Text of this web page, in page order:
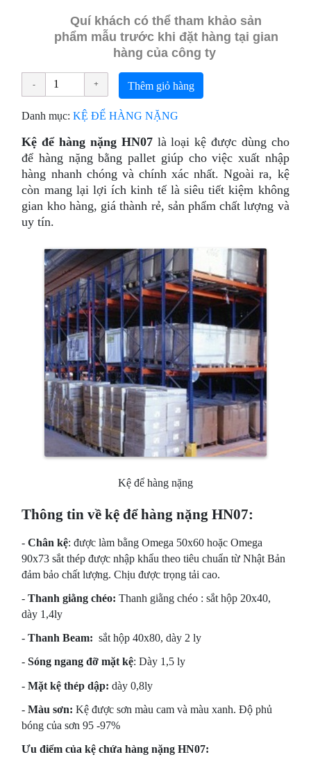
Quí khách có thể tham khảo sản
phẩm mẫu trước khi đặt hàng tại gian
hàng của công ty
Thêm giỏ hàng
Danh mục:KỆ ĐỂ HÀNG NẶNG
Kệ để hàng nặng HN07 là loại kệ được dùng cho
để hàng nặng bằng pallet giúp cho việc xuất nhập
hàng nhanh chóng và chính xác nhất. Ngoài ra, kệ
còn mang lại lợi ích kinh tế là siêu tiết kiệm không
gian kho hàng, giá thành rẻ, sản phẩm chất lượng và
uy tín.
Kệ để hàng nặng
Thông tin về kệ để hàng nặng HN07:
-Chân kệ: được làm bằng Omega 50x60 hoặc Omega
90x73 sắt thép được nhập khẩu theo tiêu chuẩn từ Nhật Bản
đảm bảo chất lượng. Chịu được trọng tải cao.
-Thanh giằng chéo:Thanh giằng chéo : sắt hộp 20x40,
dày 1,4ly
- Thanh Beam: sắt hộp 40x80, dày 2 ly
-Sóng ngang đỡ mặt kệ: Dày 1,5 ly
-Mặt kệ thép dập: dày 0,8ly
-Màu sơn: Kệ được sơn màu cam và màu xanh. Độ phủ
bóng của sơn 95 -97%
Ưu điểm của kệ chứa hàng nặng HN07: